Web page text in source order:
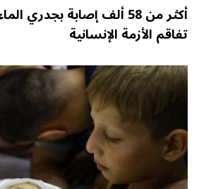
أكثر من 58 ألف إصابة
تفاقم الأزمة الإنسانية